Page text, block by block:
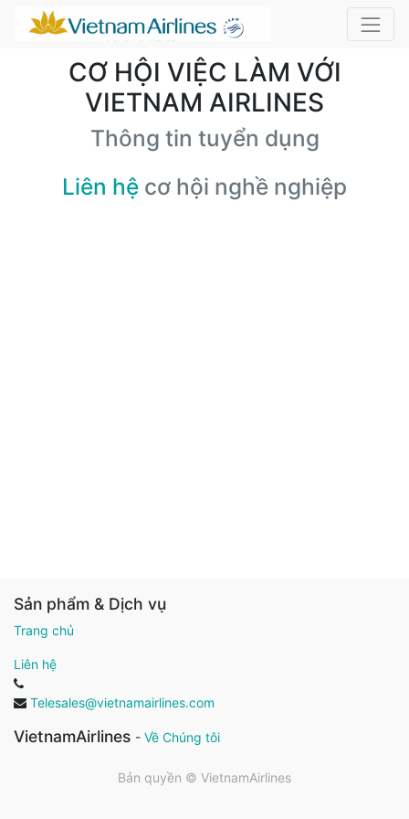
CƠ HỘI VIỆC LÀM VỚI
VIETNAM AIRLINES
Thông tin tuyển dụng
Liên hệ cơ hội nghề nghiệp
Sản phẩm & Dịch vụ
Trang chủ
Liên hệ
Telesales@vietnamairlines.com
VietnamAirlines - Về Chúng tôi
Bản quyền © VietnamAirlines